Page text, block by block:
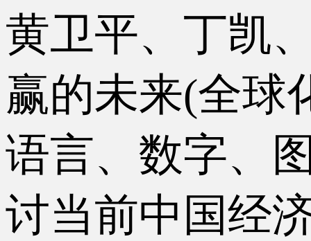
黄卫平、丁凯
赢的未来(全球
语言、数字、
讨当前中国经